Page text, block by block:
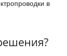
в